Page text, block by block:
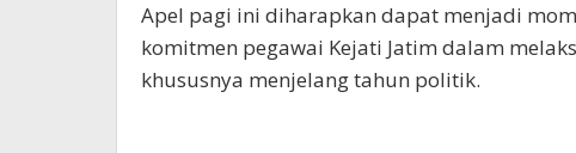
Apel pagi ini diharapkan dapat menjadi
komitmen pegawai Kejati Jatim dalam
khususnya menjelang tahun politik.